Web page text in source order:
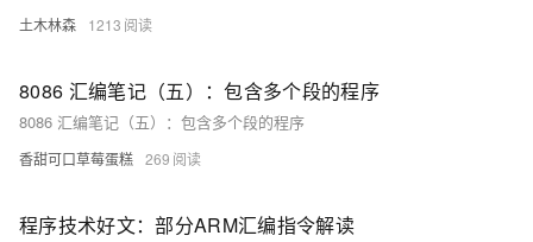
土木林森 1213
8086 汇编笔记（五）：包含多个段的程序
8086 汇编笔记（五）：包含多个段的程序
香甜可口草莓蛋糕 269
程序技术好文：部分ARM汇编指令解读